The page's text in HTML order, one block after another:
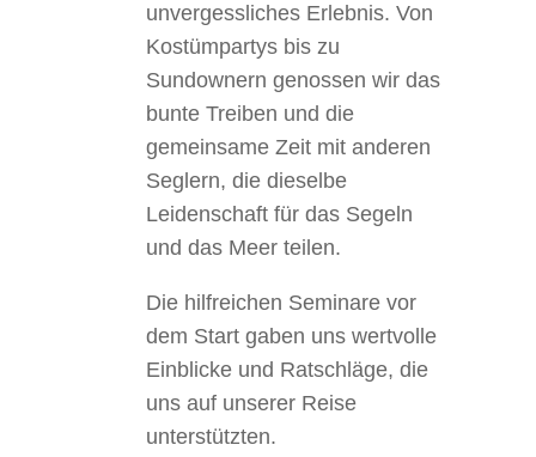
unvergessliches Erlebnis. Von
Kostümpartys bis zu
Sundownern genossen wir das
bunte Treiben und die
gemeinsame Zeit mit anderen
Seglern, die dieselbe
Leidenschaft für das Segeln
und das Meer teilen.
Die hilfreichen Seminare vor
dem Start gaben uns wertvolle
Einblicke und Ratschläge, die
uns auf unserer Reise
unterstützten.